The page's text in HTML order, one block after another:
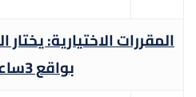
المقررات الاختيارية:
بواقع3